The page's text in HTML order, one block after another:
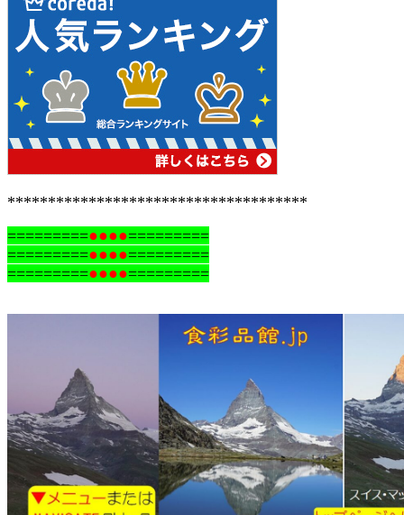
*************************************
=========●●●●=========
=========●●●●=========
=========●●●●=========